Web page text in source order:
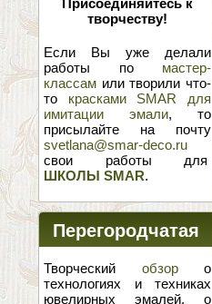
творчеству!
Если Вы уже делали
работы по мастер-
классам или творили что-
то красками SMAR для
имитации эмали, то
присылайте на почту
svetlana@smar-deco.ru
свои работы для
ШКОЛЫ SMAR.
Перегородчатая
эмаль
Творческий обзоро
технологиях и техниках
ювелирных эмалей, о